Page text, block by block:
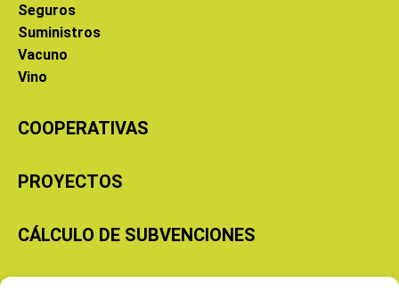
Seguros
Suministros
Vacuno
Vino
COOPERATIVAS
PROYECTOS
CÁLCULO DE SUBVENCIONES